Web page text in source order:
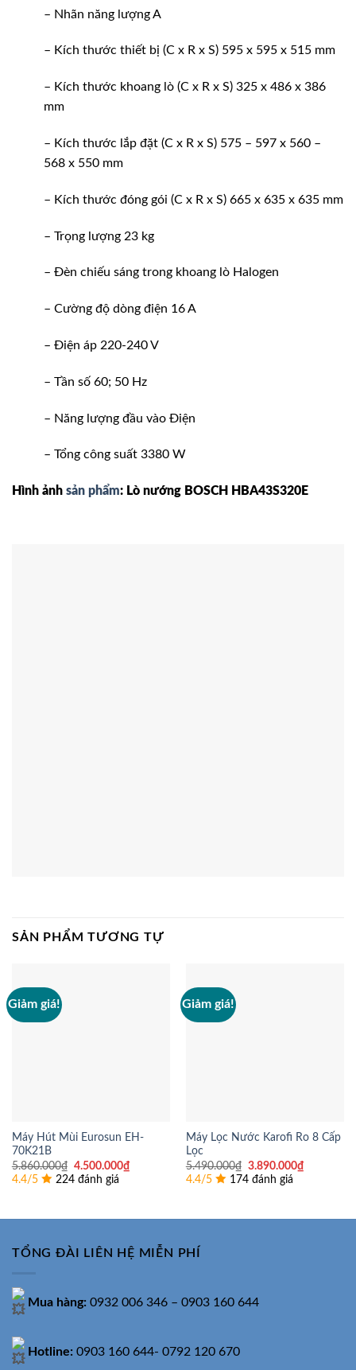
– Nhãn năng lượng A
– Kích thước thiết bị (C x R x S) 595 x 595 x 515 mm
– Kích thước khoang lò (C x R x S) 325 x 486 x 386
mm
– Kích thước lắp đặt (C x R x S) 575 – 597 x 560 –
568 x 550 mm
– Kích thước đóng gói (C x R x S) 665 x 635 x 635 mm
– Trọng lượng 23 kg
– Đèn chiếu sáng trong khoang lò Halogen
– Cường độ dòng điện 16 A
– Điện áp 220-240 V
– Tần số 60; 50 Hz
– Năng lượng đầu vào Điện
– Tổng công suất 3380 W
Hình ảnh sản phẩm: Lò nướng BOSCH HBA43S320E
SẢN PHẨM TƯƠNG TỰ
Giảm giá!
Máy Hút Mùi Eurosun EH-
70K21B
5.860.000₫ Giá
gốc
là:
4.500.000₫Giá
hiện
4.4/5 224 đánh giá
Giảm giá!
Máy Lọc Nước Karofi Ro 8 Cấp
Lọc
5.490.000₫ Giá
gốc
là:
3.890.000₫Giá
hiện
4.4/5 174 đánh giá
TỔNG ĐÀI LIÊN HỆ MIỄN PHÍ
Mua hàng: 0932 006 346 – 0903 160 644
Hotline: 0903 160 644- 0792 120 670